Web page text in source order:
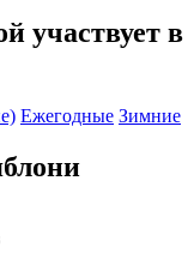
участвует в
Ежегодные Зимние